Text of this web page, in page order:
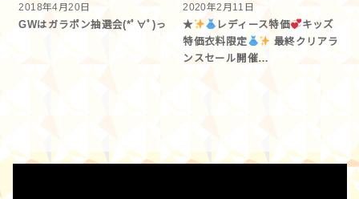
2018年4月20日
GWはガラポン抽選会(*ﾟ∀ﾟ)っ
2020年2月11日
★
レディース特価
キッズ
特価衣料限定
最終クリアラ
ンスセール開催…